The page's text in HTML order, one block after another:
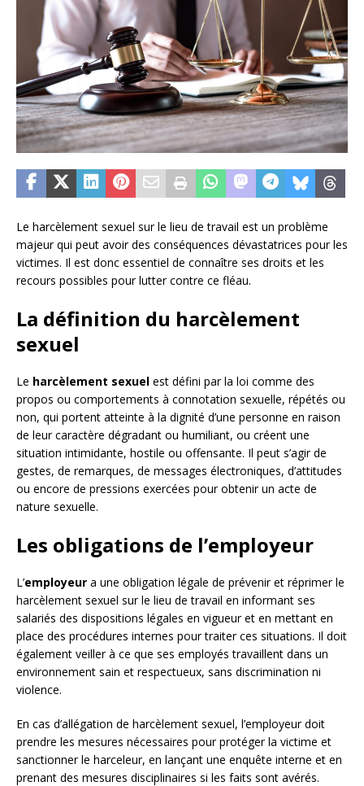
Le harcèlement sexuel sur le lieu de travail est un problème
majeur qui peut avoir des conséquences dévastatrices pour les
victimes. Il est donc essentiel de connaître ses droits et les
recours possibles pour lutter contre ce fléau.
La définition du harcèlement
sexuel
Le harcèlement sexuel est défini par la loi comme des
propos ou comportements à connotation sexuelle, répétés ou
non, qui portent atteinte à la dignité d’une personne en raison
de leur caractère dégradant ou humiliant, ou créent une
situation intimidante, hostile ou offensante. Il peut s’agir de
gestes, de remarques, de messages électroniques, d’attitudes
ou encore de pressions exercées pour obtenir un acte de
nature sexuelle.
Les obligations de l’employeur
L’employeur a une obligation légale de prévenir et réprimer le
harcèlement sexuel sur le lieu de travail en informant ses
salariés des dispositions légales en vigueur et en mettant en
place des procédures internes pour traiter ces situations. Il doit
également veiller à ce que ses employés travaillent dans un
environnement sain et respectueux, sans discrimination ni
violence.
En cas d’allégation de harcèlement sexuel, l’employeur doit
prendre les mesures nécessaires pour protéger la victime et
sanctionner le harceleur, en lançant une enquête interne et en
prenant des mesures disciplinaires si les faits sont avérés.